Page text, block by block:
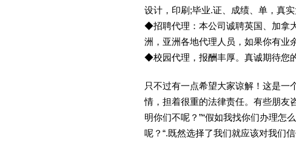
设计，印刷;毕业.证、成绩、单，真
◆招聘代理：本公司诚聘英国、加拿
洲，亚洲各地代理人员，如果你有业
◆校园代理，报酬丰厚。真诚期待您
只不过有一点希望大家谅解！这是一
情，担着很重的法律责任。有些朋友
明你们不呢？”“假如我找你们办理怎
呢？“.既然选择了我们就应该对我们